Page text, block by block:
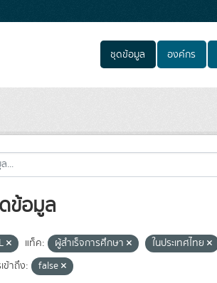
ชุดข้อมูล องค์กร
ข้อมูล
แท็ค: ผู้สำเร็จการศึกษา ในประเทศไทย
ข้าถึง: false